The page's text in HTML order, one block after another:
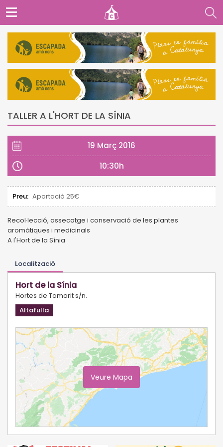
TALLER A L'HORT DE LA SÍNIA
19 Març 2016
10:30h
Preu: Aportació 25€
Recol·lecció, assecatge i conservació de les plantes
aromàtiques i medicinals
A l'Hort de la Sínia
Localització
Hort de la Sínia
Hortes de Tamarit s/n.
Altafulla
Veure Mapa